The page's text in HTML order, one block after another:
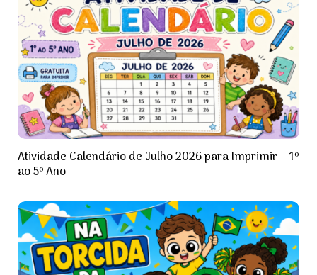
Atividade Calendário de Julho 2026 para Imprimir – 1º
ao 5º Ano